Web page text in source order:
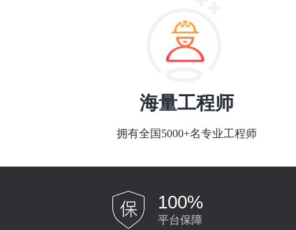
海量工程师
拥有全国5000+名专业工程师
100%
平台保障